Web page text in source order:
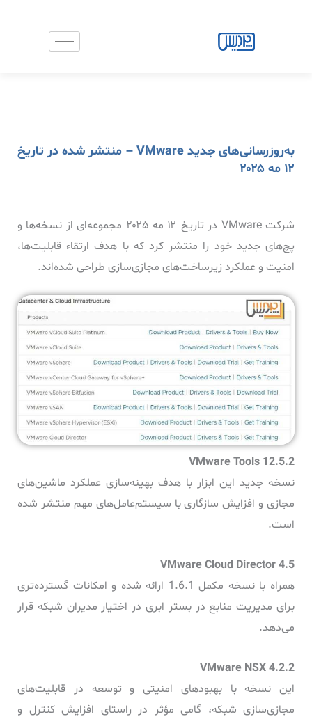
به‌روزرسانی‌های جدید VMware – منتشر شده در تاریخ
۱۲ مه ۲۰۲۵
شرکت VMware در تاریخ ۱۲ مه ۲۰۲۵ مجموعه‌ای از نسخه‌ها و
پچ‌های جدید خود را منتشر کرد که با هدف ارتقاء قابلیت‌ها،
امنیت و عملکرد زیرساخت‌های مجازی‌سازی طراحی شده‌اند.
نسخه جدید این ابزار با هدف بهینه‌سازی عملکرد ماشین‌های
مجازی و افزایش سازگاری با سیستم‌عامل‌های مهم منتشر شده
است.
همراه با نسخه مکمل 1.6.1 ارائه شده و امکانات گسترده‌تری
برای مدیریت منابع در بستر ابری در اختیار مدیران شبکه قرار
می‌دهد.
این نسخه با بهبودهای امنیتی و توسعه در قابلیت‌های
مجازی‌سازی شبکه، گامی مؤثر در راستای افزایش کنترل و